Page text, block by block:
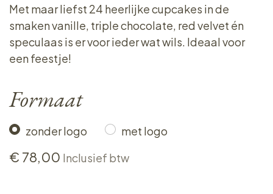
Met maar liefst 24 heerlijke cupcakes in de
smaken vanille, triple chocolate, red velvet én
speculaas is er voor ieder wat wils. Ideaal voor
een feestje!
Formaat
zonder logo met logo
€ 78,00 Inclusief btw